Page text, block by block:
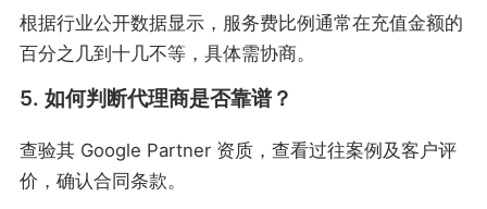
根据行业公开数据显示，服务费比例通常在充值金额的
百分之几到十几不等，具体需协商。
5. 如何判断代理商是否靠谱？
查验其 Google Partner 资质，查看过往案例及客户评
价，确认合同条款。